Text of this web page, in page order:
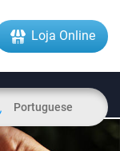
Loja Online
Portuguese